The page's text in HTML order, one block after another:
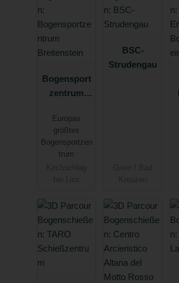
Bogensport
zentrum
Europas
größtes
Bogensportzen
trum
BSC-
Strudengau